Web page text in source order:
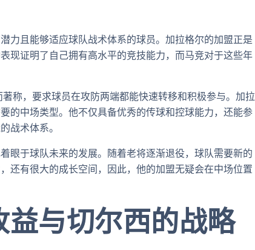
力且能够适应球队战术体系的球员。加拉格尔的加盟正是
现证明了自己拥有高水平的竞技能力，而马竞对于这些年
称，要求球员在攻防两端都能快速转移和积极参与。加拉
的中场类型。他不仅具备优秀的传球和控球能力，还能参
战术体系。
眼于球队未来的发展。随着老将逐渐退役，球队需要新的
还有很大的成长空间，因此，他的加盟无疑会在中场位置
与切尔西的战略